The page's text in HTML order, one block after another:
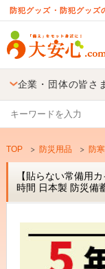
防犯グッズ・防犯グッズ
企業・団体の皆さ
TOP 防災用品 防
【貼らない常備用
時間 日本製 防災備